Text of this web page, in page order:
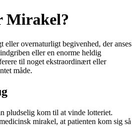
Mirakel?
overnaturligt begivenhed, der anses
eller en enorme heldig
til noget ekstraordinært eller
måde.
pludselig kom til at vinde lotteriet.
mirakel, at patienten kom sig så